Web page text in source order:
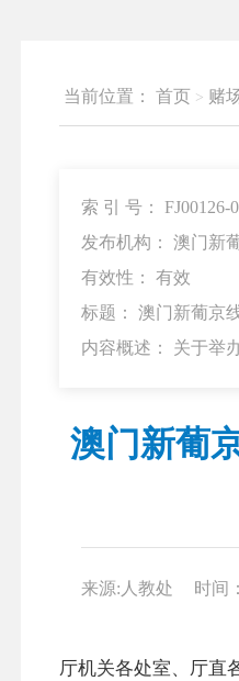
当前位置： 首页 赌
索 引 号： FJ00126-
发布机构： 澳门新
有效性： 有效
标题： 澳门新葡京
内容概述： 关于举
澳门新葡
来源:人教处 时间
厅机关各处室、厅直